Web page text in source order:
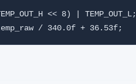
<< 8) | TEMP_OUT_L;